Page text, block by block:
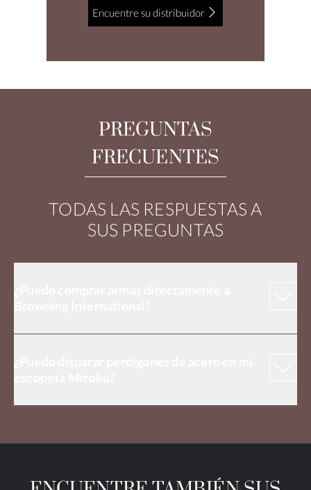
Encuentre su distribuidor
PREGUNTAS
FRECUENTES
TODAS LAS RESPUESTAS A
SUS PREGUNTAS